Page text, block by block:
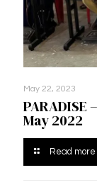
May 22, 2023
PARADISE
May 2022
Read more